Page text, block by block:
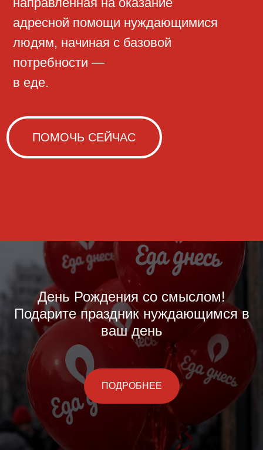
День Рождения со смыслом!
Подарите праздник нуждающимся в
ваш день
ПОДРОБНЕЕ